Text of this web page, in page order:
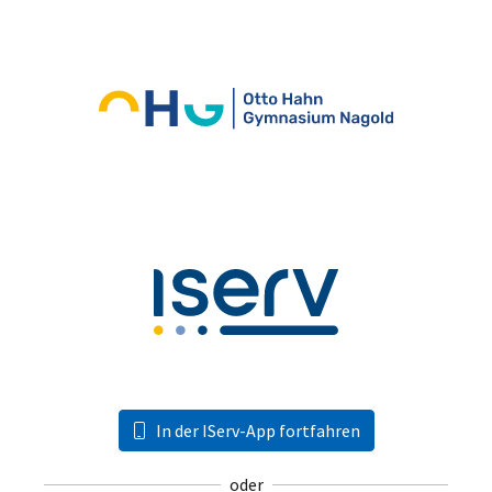
In der IServ-App fortfahren
oder